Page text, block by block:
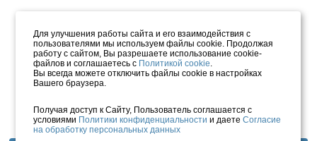
Для улучшения работы сайта и его взаимодействия с
пользователями мы используем файлы cookie. Продолжая
работу с сайтом, Вы разрешаете использование cookie-
файлов и соглашаетесь с Политикой cookie.
Вы всегда можете отключить файлы cookie в настройках
Вашего браузера.
Получая доступ к Сайту, Пользователь соглашается с
условиями Политики конфиденциальности и даетеСогласие
на обработку персональных данных